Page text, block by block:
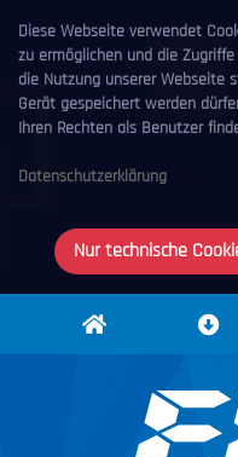
Diese Webseite verwendet
zu ermöglichen und die
die Nutzung unserer Webseite
Gerät gespeichert werden
Ihren Rechten als Benutzer
Datenschutzerklärung
Nur technische
Elektronik